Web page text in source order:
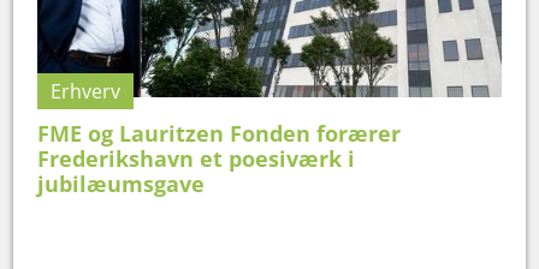
Erhverv
FME og Lauritzen Fonden forærer
Frederikshavn et poesiværk i
jubilæumsgave